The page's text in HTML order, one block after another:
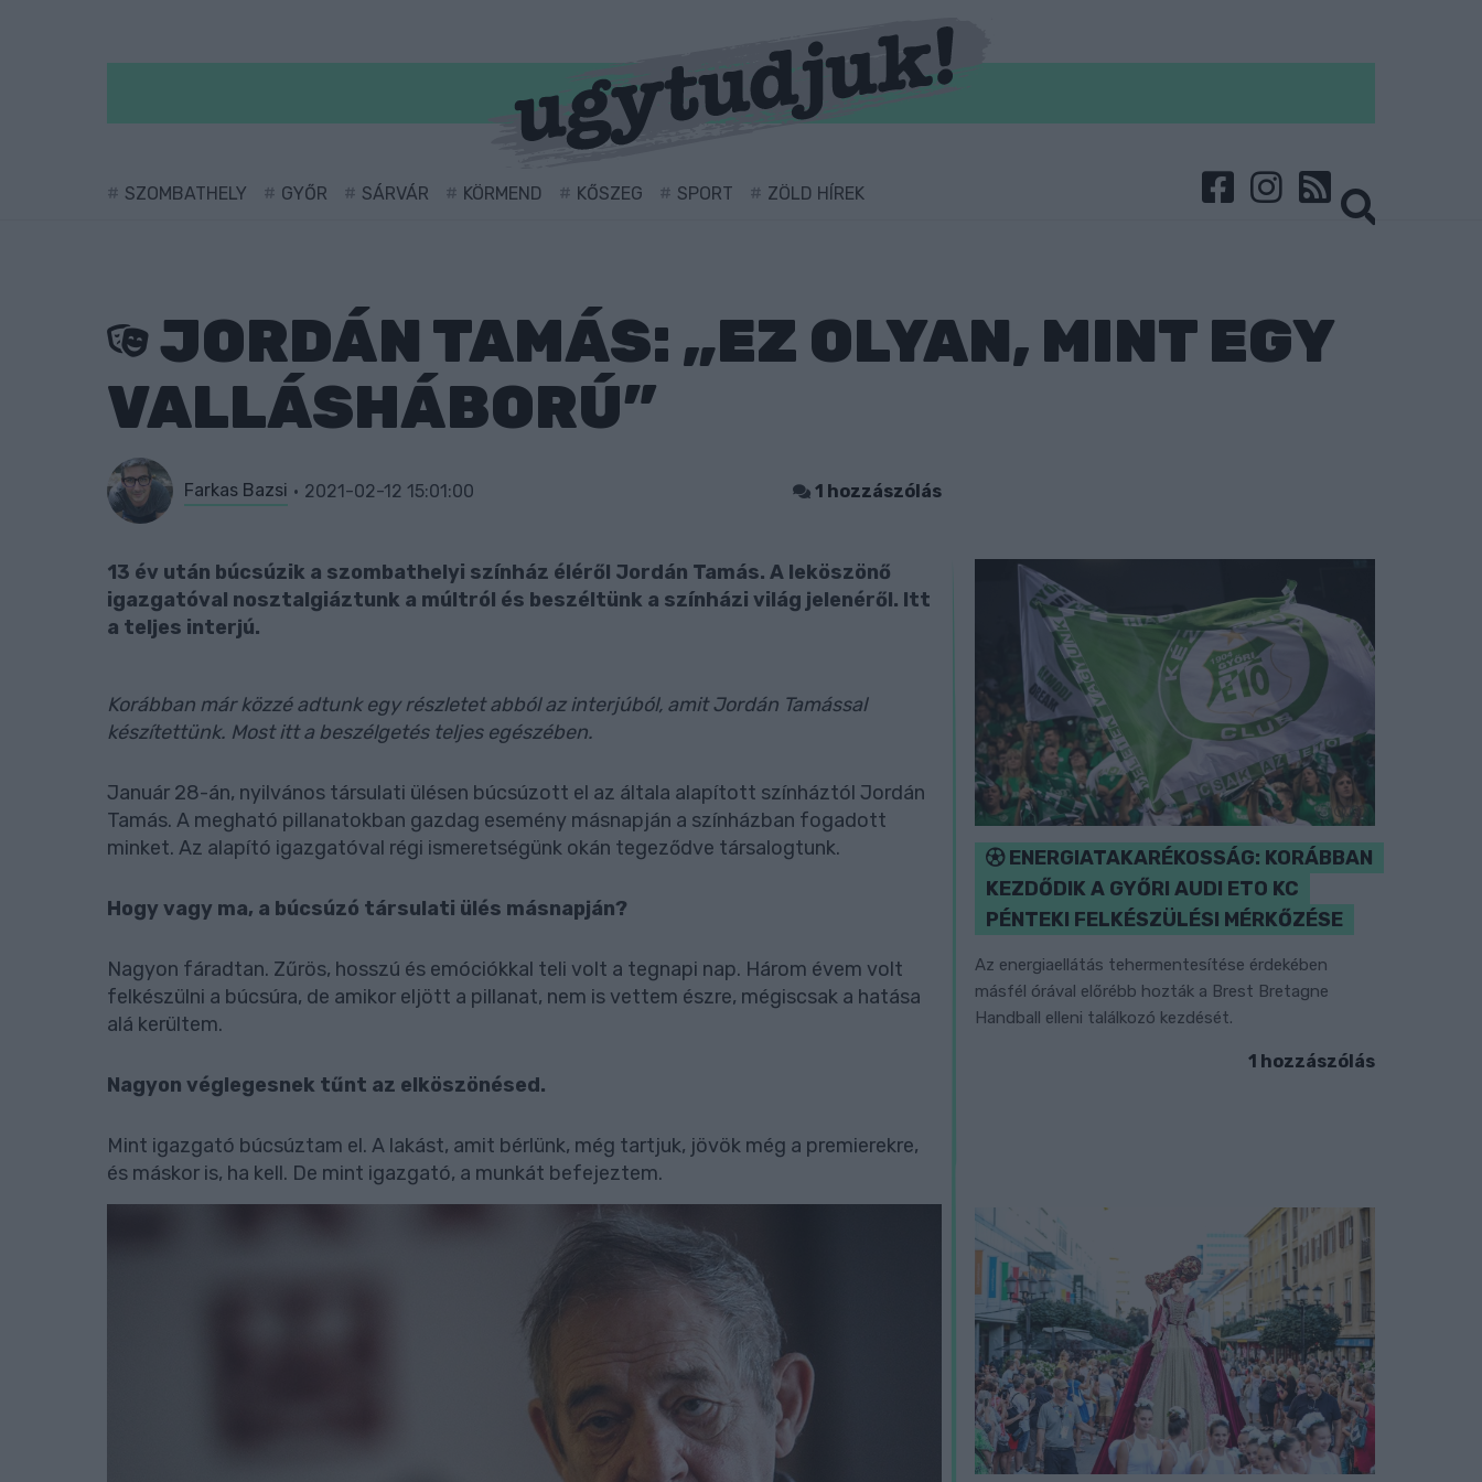
SZOMBATHELY GYŐR SÁRVÁR KÖRMEND KŐSZEG SPORT ZÖLD HÍREK
JORDÁN TAMÁS: „EZ OLYAN, MINT EGY
VALLÁSHÁBORÚ”
Farkas Bazsi 2021-02-12 15:01:00 1 hozzászólás
13 év után búcsúzik a szombathelyi színház éléről Jordán Tamás. A leköszönő
igazgatóval nosztalgiáztunk a múltról és beszéltünk a színházi világ jelenéről. Itt
a teljes interjú.
Korábban már közzé adtunk egy részletet abból az interjúból, amit Jordán Tamással
készítettünk. Most itt a beszélgetés teljes egészében.
Január 28-án, nyilvános társulati ülésen búcsúzott el az általa alapított színháztól Jordán
Tamás. A megható pillanatokban gazdag esemény másnapján a színházban fogadott
minket. Az alapító igazgatóval régi ismeretségünk okán tegeződve társalogtunk.
Hogy vagy ma, a búcsúzó társulati ülés másnapján?
Nagyon fáradtan. Zűrös, hosszú és emóciókkal teli volt a tegnapi nap. Három évem volt
felkészülni a búcsúra, de amikor eljött a pillanat, nem is vettem észre, mégiscsak a hatása
alá kerültem.
Nagyon véglegesnek tűnt az elköszönésed.
Mint igazgató búcsúztam el. A lakást, amit bérlünk, még tartjuk, jövök még a premierekre,
és máskor is, ha kell. De mint igazgató, a munkát befejeztem.
ENERGIATAKARÉKOSSÁG: KORÁBBAN
KEZDŐDIK A GYŐRI AUDI ETO KC
PÉNTEKI FELKÉSZÜLÉSI MÉRKŐZÉSE
Az energiaellátás tehermentesítése érdekében
másfél órával előrébb hozták a Brest Bretagne
Handball elleni találkozó kezdését.
1 hozzászólás